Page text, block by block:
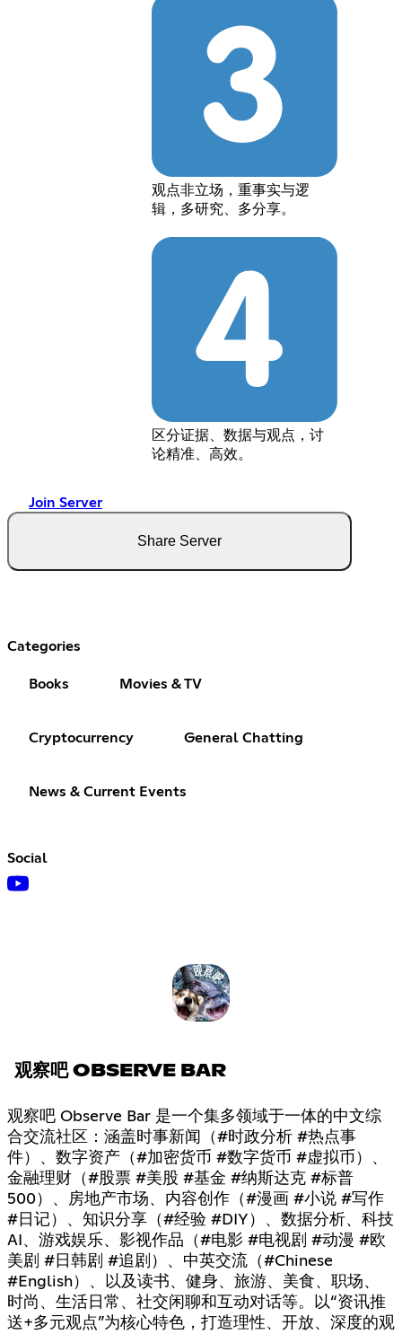
观点非立场，重事实与逻
辑，多研究、多分享。
区分证据、数据与观点，讨
论精准、高效。
Join Server
Share Server
Categories
Books Movies & TV
Cryptocurrency General Chatting
News & Current Events
Social
观察吧 OBSERVE BAR
观察吧 Observe Bar 是一个集多领域于一体的中文综
合交流社区：涵盖时事新闻（#时政分析 #热点事
件）、数字资产（#加密货币 #数字货币 #虚拟币）、
金融理财（#股票 #美股 #基金 #纳斯达克 #标普
500）、房地产市场、内容创作（#漫画 #小说 #写作
#日记）、知识分享（#经验 #DIY）、数据分析、科技
AI、游戏娱乐、影视作品（#电影 #电视剧 #动漫 #欧
美剧 #日韩剧 #追剧）、中英交流（#Chinese
#English）、以及读书、健身、旅游、美食、职场、
时尚、生活日常、社交闲聊和互动对话等。以“资讯推
送+多元观点”为核心特色，打造理性、开放、深度的观